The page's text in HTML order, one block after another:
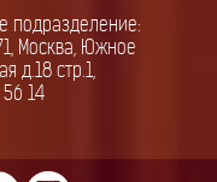
подразделение:
Москва, Южное
д.18 стр.1,
14